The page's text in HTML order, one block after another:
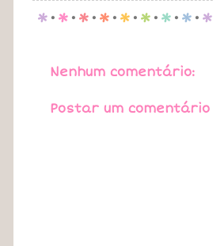
p . p . p . p . p . p . p . p . p
Nenhum comentário:
Postar um comentário